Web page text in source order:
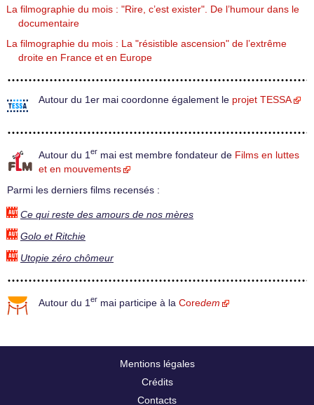
La filmographie du mois : "Rire, c’est exister". De l’humour dans le
documentaire
La filmographie du mois : La "résistible ascension" de l’extrême
droite en France et en Europe
Autour du 1er mai coordonne également le projet TESSA
Autour du 1 er mai est membre fondateur de Films en luttes
et en mouvements
Parmi les derniers films recensés :
Ce qui reste des amours de nos mères
Golo et Ritchie
Utopie zéro chômeur
Autour du 1 er mai participe à la Coredem
Mentions légales
Crédits
Contacts